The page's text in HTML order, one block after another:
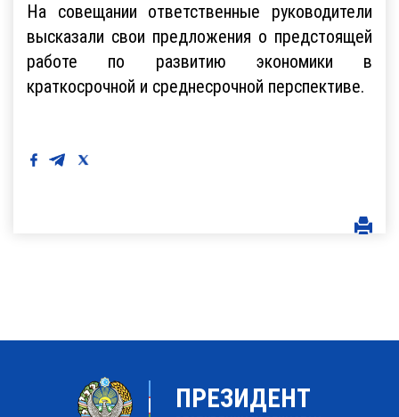
На совещании ответственные руководители
высказали свои предложения о предстоящей
работе по развитию экономики в
краткосрочной и среднесрочной перспективе.
ПРЕЗИДЕНТ